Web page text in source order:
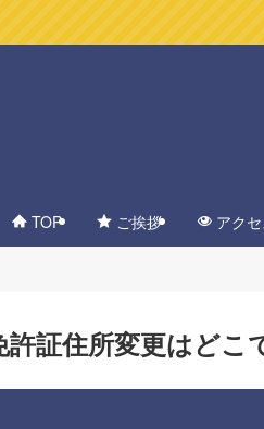
TOP ご挨拶 アク
証住所変更はどこ